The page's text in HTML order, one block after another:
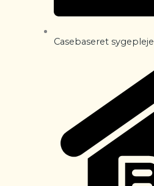
Casebaseret sygepleje